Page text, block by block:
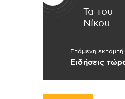
Τα του
Νίκου
Επόμενη εκπομπή:
Ειδήσεις